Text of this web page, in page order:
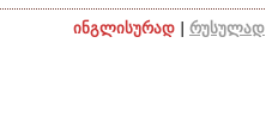
ინგლისურად
რუსულად